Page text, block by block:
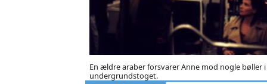
En ældre araber forsvarer Anne mod nogle bøller i
undergrundstoget.